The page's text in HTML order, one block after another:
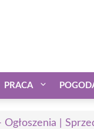
PRACA
Ogłoszenia |